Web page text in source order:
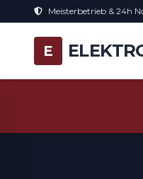
Meisterbetrieb & 24h
E